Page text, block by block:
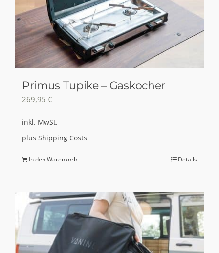
Optionen
können
auf
der
Produktseite
werden
Primus Tupike – Gaskocher
269,95 €
inkl. MwSt.
plus Shipping Costs
In den Warenkorb Details